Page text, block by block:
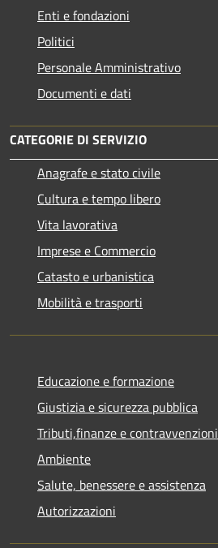
Enti e fondazioni
Politici
Personale Amministrativo
Documenti e dati
CATEGORIE DI SERVIZIO
Anagrafe e stato civile
Cultura e tempo libero
Vita lavorativa
Imprese e Commercio
Catasto e urbanistica
Mobilità e trasporti
Educazione e formazione
Giustizia e sicurezza pubblica
Tributi,finanze e contravvenzioni
Ambiente
Salute, benessere e assistenza
Autorizzazioni